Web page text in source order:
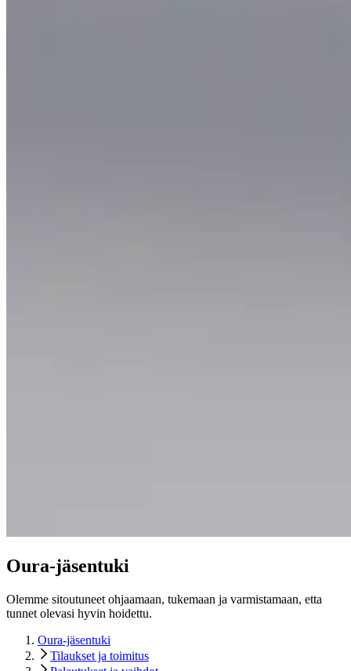
Oura-jäsentuki
Olemme sitoutuneet ohjaamaan, tukemaan ja varmistamaan, etta
tunnet olevasi hyvin hoidettu.
Oura-jäsentuki
Tilaukset ja toimitus